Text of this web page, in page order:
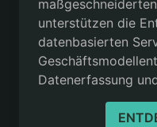
unterstützen die
datenbasierten
Datenerfassung